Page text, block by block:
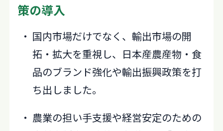
策の導入
国内市場だけでなく、輸出市場の開
拓・拡大を重視し、日本産農産物・食
品のブランド強化や輸出振興政策を打
ち出しました。
農業の担い手支援や経営安定のための